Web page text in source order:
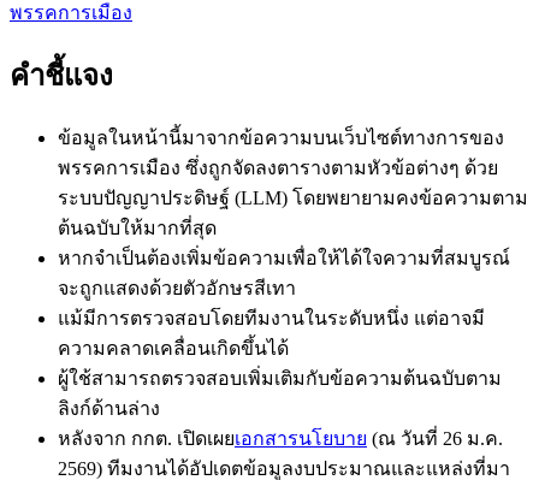
พรรคการเมือง
คำชี้แจง
ข้อมูลในหน้านี้มาจากข้อความบนเว็บไซต์ทางการของ
พรรคการเมือง ซึ่งถูกจัดลงตารางตามหัวข้อต่างๆ ด้วย
ระบบปัญญาประดิษฐ์ (LLM) โดยพยายามคงข้อความตาม
ต้นฉบับให้มากที่สุด
หากจำเป็นต้องเพิ่มข้อความเพื่อให้ได้ใจความที่สมบูรณ์
จะถูกแสดงด้วยตัวอักษรสีเทา
แม้มีการตรวจสอบโดยทีมงานในระดับหนึ่ง แต่อาจมี
ความคลาดเคลื่อนเกิดขึ้นได้
ผู้ใช้สามารถตรวจสอบเพิ่มเติมกับข้อความต้นฉบับตาม
ลิงก์ด้านล่าง
หลังจาก กกต. เปิดเผยเอกสารนโยบาย (ณ วันที่ 26 ม.ค.
2569) ทีมงานได้อัปเดตข้อมูลงบประมาณและแหล่งที่มา